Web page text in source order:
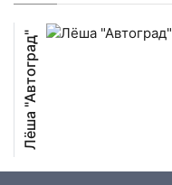
Лёша "Автоград"